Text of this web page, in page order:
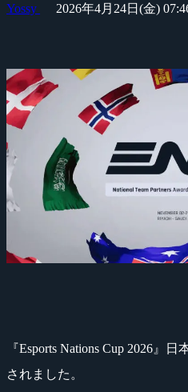
Yossy 2026年4月24日(金)
『Esports Nations Cup 2026』
されました。